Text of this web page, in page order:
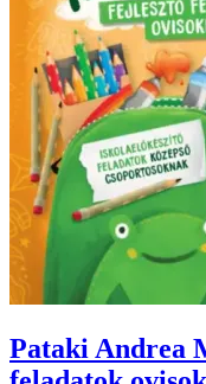
Pataki Andrea